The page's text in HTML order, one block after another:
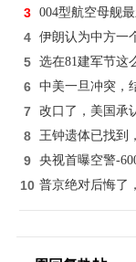
3 004型航空母舰最
4 伊朗认为中方一
5 选在81建军节这
6 中美一旦冲突，
7 改口了，美国承
8 王钟遗体已找到
9 央视首曝空警-
10 普京绝对后悔了